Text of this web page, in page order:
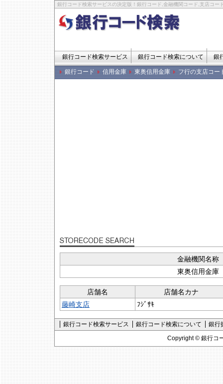
銀行コード検索サービスの決定版！銀行コード,金融機関コード,支店コー
銀行コード検索サービス 銀行コード検索について 銀
銀行コード 信用金庫 東奥信用金庫 フ行の支店コー
金融機関名称
東奥信用金庫
店舗名
店舗名カナ
藤崎支店
ﾌｼﾞｻｷ
銀行コード検索サービス 銀行コード検索について
銀行
Copyright © 銀行コ